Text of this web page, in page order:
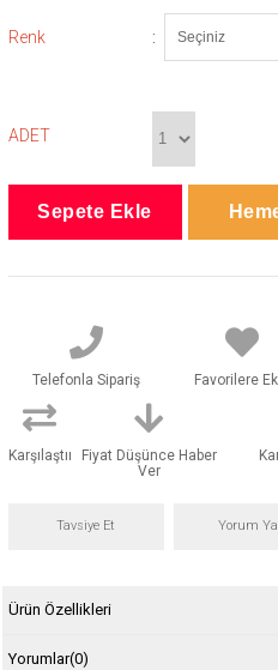
Renk :
ADET
Telefonla Sipariş Favorilere
Karşılaştır
Fiyat Düşünce Haber
Ver
Tavsiye Et Yorum
Ürün Özellikleri
Yorumlar(0)